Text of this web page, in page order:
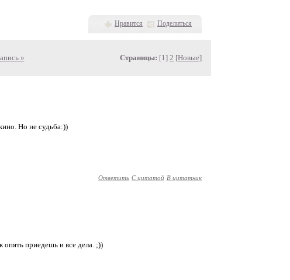
Нравится Поделиться
» Страницы: [1] 2 [Новые]
Но не судьба:))
Ответить С цитатой В цитатник
опять приедешь и все дела. ;))